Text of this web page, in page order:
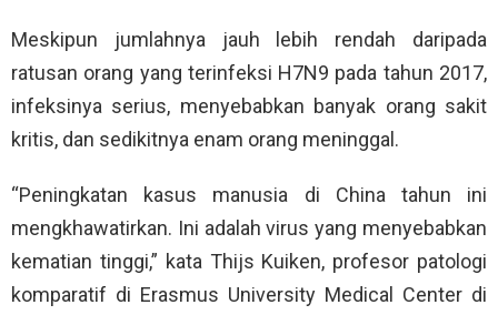
Meskipun jumlahnya jauh lebih rendah daripada
ratusan orang yang terinfeksi H7N9 pada tahun 2017,
infeksinya serius, menyebabkan banyak orang sakit
kritis, dan sedikitnya enam orang meninggal.
“Peningkatan kasus manusia di China tahun ini
mengkhawatirkan. Ini adalah virus yang menyebabkan
kematian tinggi,” kata Thijs Kuiken, profesor patologi
komparatif di Erasmus University Medical Center di